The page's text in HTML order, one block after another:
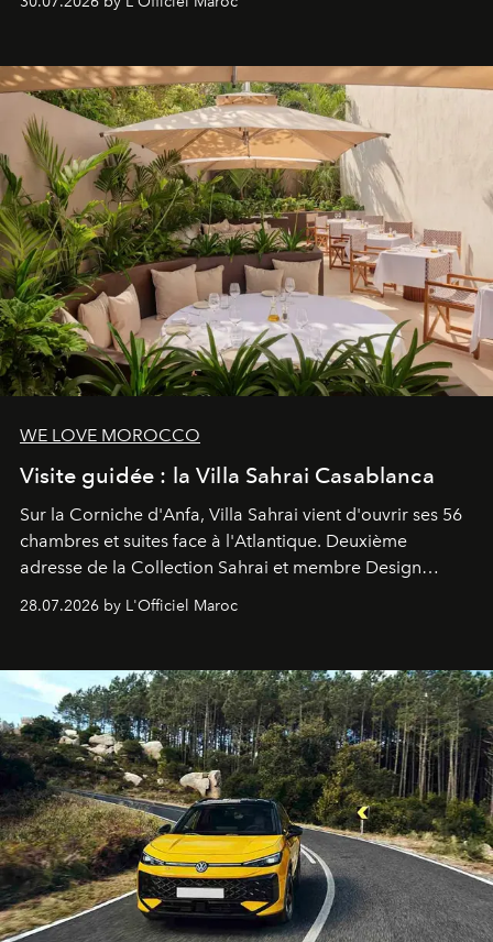
neuro-cosmétique, parcours thermal et studio dédié au
entièreté, entre science des émotions et rituels
reposants.
WE LOVE MOROCCO
Visite guidée : la Villa Sahrai Casablanca
Sur la Corniche d'Anfa, Villa Sahrai vient d'ouvrir ses 56
chambres et suites face à l'Atlantique. Deuxième
adresse de la Collection Sahrai et membre Design
Hotels, ce boutique-hôtel cinq étoiles signé Christophe
Pillet promet un lieu de vie complet. On y a déjeuné…
28.07.2026 by L'Officiel Maroc